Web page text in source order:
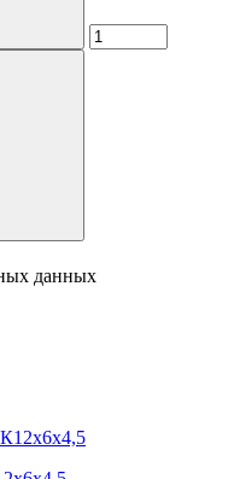
данных